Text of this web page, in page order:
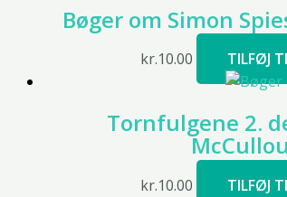
Bøger om Simon
kr.10.00 TILFØJ
Tornfulgene 2.
kr.10.00 TILFØJ